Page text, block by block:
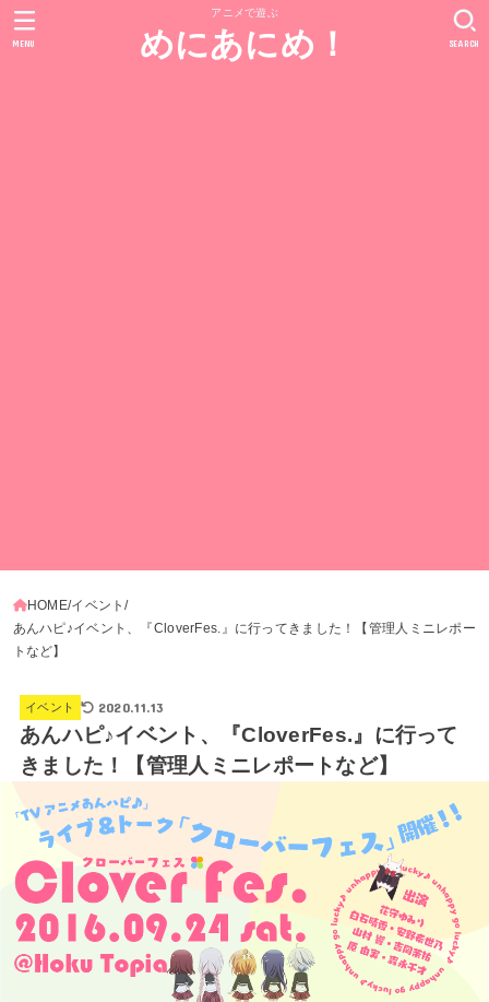
アニメで遊ぶ
めにあにめ！ SEARCH
MENU
HOME イベント
あんハピ♪イベント、『CloverFes.』に行ってきました！【管理人ミニレポー
トなど】
イベント 2020.11.13
あんハピ♪イベント、『CloverFes.』に行って
きました！【管理人ミニレポートなど】